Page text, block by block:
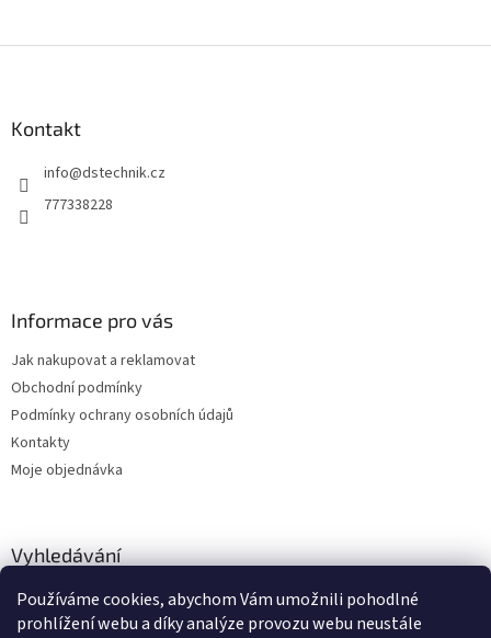
Používáme cookies, abychom Vám umožnili pohodlné
prohlížení webu a díky analýze provozu webu neustále
Kontakt
info@dstechnik.cz
777338228
Informace pro vás
Jak nakupovat a reklamovat
Obchodní podmínky
Podmínky ochrany osobních údajů
Kontakty
Moje objednávka
Vyhledávání
HLEDAT